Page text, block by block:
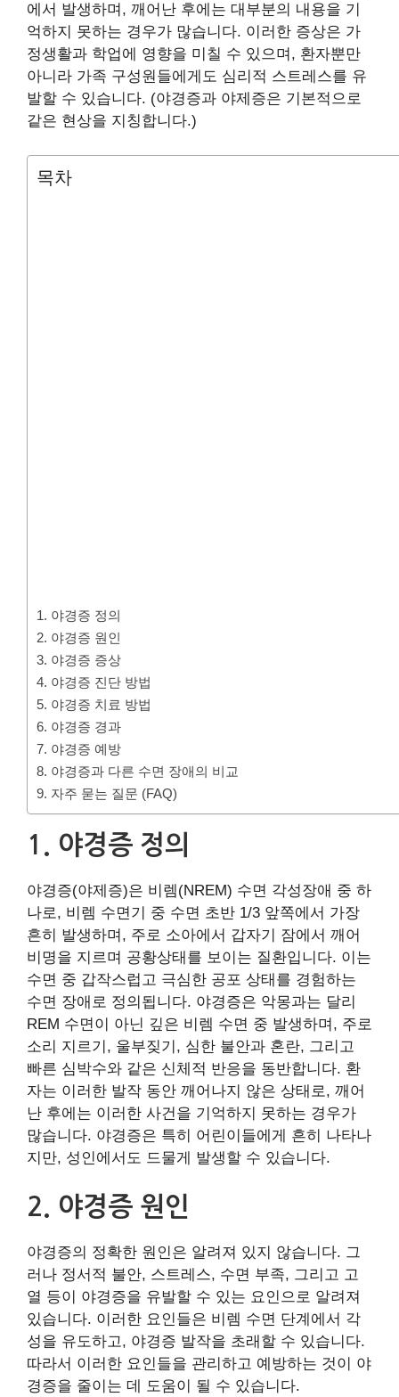
에서 발생하며, 깨어난 후에는 대부분의 내용을 기
억하지 못하는 경우가 많습니다. 이러한 증상은 가
정생활과 학업에 영향을 미칠 수 있으며, 환자뿐만
아니라 가족 구성원들에게도 심리적 스트레스를 유
발할 수 있습니다. (야경증과 야제증은 기본적으로
같은 현상을 지칭합니다.)
목차
1. 야경증 정의
2. 야경증 원인
3. 야경증 증상
4. 야경증 진단 방법
5. 야경증 치료 방법
6. 야경증 경과
7. 야경증 예방
8. 야경증과 다른 수면 장애의 비교
9. 자주 묻는 질문 (FAQ)
1. 야경증 정의
야경증(야제증)은 비렘(NREM) 수면 각성장애 중 하
나로, 비렘 수면기 중 수면 초반 1/3 앞쪽에서 가장
흔히 발생하며, 주로 소아에서 갑자기 잠에서 깨어
비명을 지르며 공황상태를 보이는 질환입니다. 이는
수면 중 갑작스럽고 극심한 공포 상태를 경험하는
수면 장애로 정의됩니다. 야경증은 악몽과는 달리
REM 수면이 아닌 깊은 비렘 수면 중 발생하며, 주로
소리 지르기, 울부짖기, 심한 불안과 혼란, 그리고
빠른 심박수와 같은 신체적 반응을 동반합니다. 환
자는 이러한 발작 동안 깨어나지 않은 상태로, 깨어
난 후에는 이러한 사건을 기억하지 못하는 경우가
많습니다. 야경증은 특히 어린이들에게 흔히 나타나
지만, 성인에서도 드물게 발생할 수 있습니다.
2. 야경증 원인
야경증의 정확한 원인은 알려져 있지 않습니다. 그
러나 정서적 불안, 스트레스, 수면 부족, 그리고 고
열 등이 야경증을 유발할 수 있는 요인으로 알려져
있습니다. 이러한 요인들은 비렘 수면 단계에서 각
성을 유도하고, 야경증 발작을 초래할 수 있습니다.
따라서 이러한 요인들을 관리하고 예방하는 것이 야
경증을 줄이는 데 도움이 될 수 있습니다.